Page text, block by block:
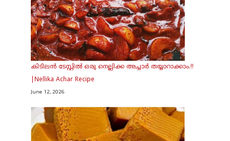
കിടിലൻ ടേസ്റ്റിൽ ഒരു നെല്ലിക്ക അച്ചാർ തയ്യാറാക്കാം.!!
|Nellika Achar Recipe
June 12, 2026